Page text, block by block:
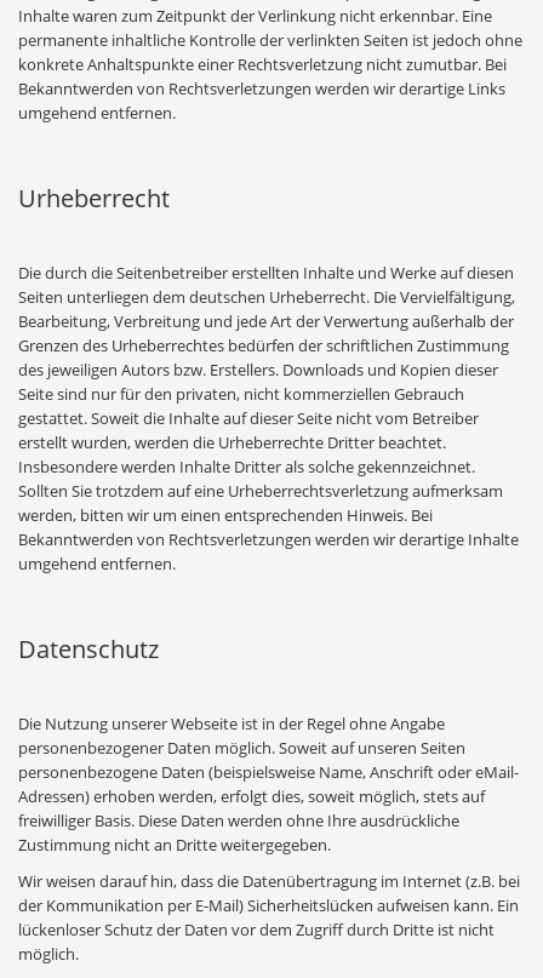
Inhalte waren zum Zeitpunkt der Verlinkung nicht erkennbar. Eine
permanente inhaltliche Kontrolle der verlinkten Seiten ist jedoch ohne
konkrete Anhaltspunkte einer Rechtsverletzung nicht zumutbar. Bei
Bekanntwerden von Rechtsverletzungen werden wir derartige Links
umgehend entfernen.
Urheberrecht
Die durch die Seitenbetreiber erstellten Inhalte und Werke auf diesen
Seiten unterliegen dem deutschen Urheberrecht. Die Vervielfältigung,
Bearbeitung, Verbreitung und jede Art der Verwertung außerhalb der
Grenzen des Urheberrechtes bedürfen der schriftlichen Zustimmung
des jeweiligen Autors bzw. Erstellers. Downloads und Kopien dieser
Seite sind nur für den privaten, nicht kommerziellen Gebrauch
gestattet. Soweit die Inhalte auf dieser Seite nicht vom Betreiber
erstellt wurden, werden die Urheberrechte Dritter beachtet.
Insbesondere werden Inhalte Dritter als solche gekennzeichnet.
Sollten Sie trotzdem auf eine Urheberrechtsverletzung aufmerksam
werden, bitten wir um einen entsprechenden Hinweis. Bei
Bekanntwerden von Rechtsverletzungen werden wir derartige Inhalte
umgehend entfernen.
Datenschutz
Die Nutzung unserer Webseite ist in der Regel ohne Angabe
personenbezogener Daten möglich. Soweit auf unseren Seiten
personenbezogene Daten (beispielsweise Name, Anschrift oder eMail-
Adressen) erhoben werden, erfolgt dies, soweit möglich, stets auf
freiwilliger Basis. Diese Daten werden ohne Ihre ausdrückliche
Zustimmung nicht an Dritte weitergegeben.
Wir weisen darauf hin, dass die Datenübertragung im Internet (z.B. bei
der Kommunikation per E-Mail) Sicherheitslücken aufweisen kann. Ein
lückenloser Schutz der Daten vor dem Zugriff durch Dritte ist nicht
möglich.